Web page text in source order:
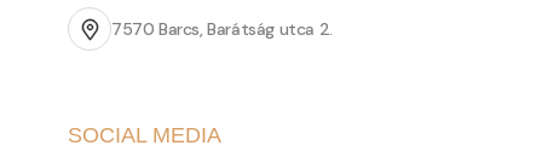
7570 Barcs, Barátság utca 2.
SOCIAL MEDIA